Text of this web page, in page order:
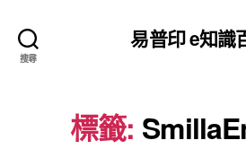
搜尋
易普印 e知識
標籤: